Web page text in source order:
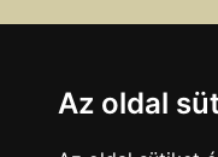
Az oldal